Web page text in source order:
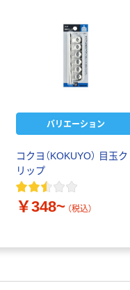
バリエーション
コクヨ（KOKUYO） 目玉ク
リップ
￥348~ （税込）